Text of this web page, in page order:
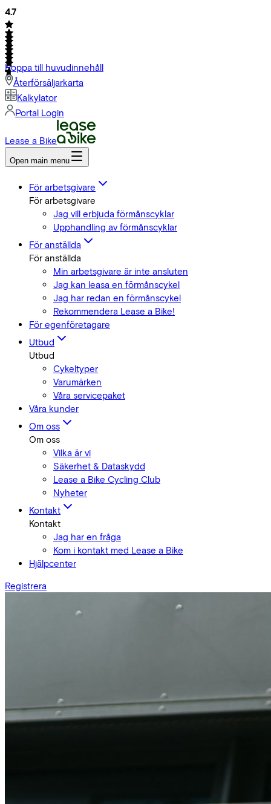
4.7
Hoppa till huvudinnehåll
Återförsäljarkarta
Kalkylator
Portal Login
Lease a Bike
Open main menu
För arbetsgivare
För arbetsgivare
Jag vill erbjuda förmånscyklar
Upphandling av förmånscyklar
För anställda
För anställda
Min arbetsgivare är inte ansluten
Jag kan leasa en förmånscykel
Jag har redan en förmånscykel
Rekommendera Lease a Bike!
För egenföretagare
Utbud
Utbud
Cykeltyper
Varumärken
Våra servicepaket
Våra kunder
Om oss
Om oss
Vilka är vi
Säkerhet & Dataskydd
Lease a Bike Cycling Club
Nyheter
Kontakt
Kontakt
Jag har en fråga
Kom i kontakt med Lease a Bike
Hjälpcenter
Registrera